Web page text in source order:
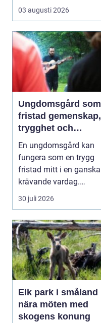
röda brandsläckare på
03 augusti 2026
Ungdomsgård som
fristad gemenskap,
trygghet och
växande
En ungdomsgård kan
fungera som en trygg
fristad mitt i en ganska
krävande vardag.
Skola, sociala med...
30 juli 2026
Elk park i småland
nära möten med
skogens konung